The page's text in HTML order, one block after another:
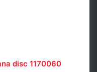
disc 1170060